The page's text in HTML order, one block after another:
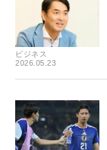
ビジネス
2026.05.23